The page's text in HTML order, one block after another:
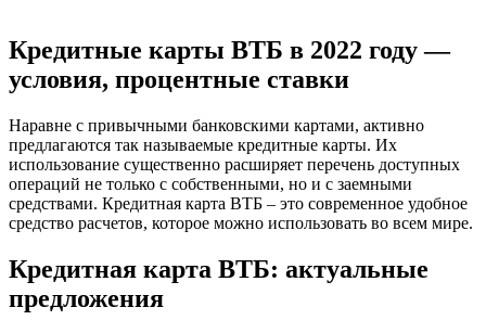
​Кредитные карты ВТБ в 2022 году —
условия, процентные ставки
Наравне с привычными банковскими картами, активно
предлагаются так называемые кредитные карты. Их
использование существенно расширяет перечень доступных
операций не только с собственными, но и с заемными
средствами. Кредитная карта ВТБ – это современное удобное
средство расчетов, которое можно использовать во всем мире.
Кредитная карта ВТБ: актуальные
предложения